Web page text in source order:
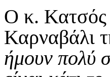
Ο κ. Κατσός
Καρναβάλι
ήμουν πολύ